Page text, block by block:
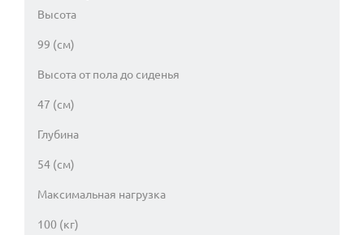
Высота
99 (см)
Высота от пола до сиденья
47 (см)
Глубина
54 (см)
Максимальная нагрузка
100 (кг)